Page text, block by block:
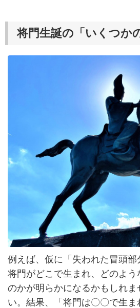
将門生誕の「いくつか
例えば、仮に「失われた冒頭部
将門がどこで生まれ、どのよう
のかが明らかになるかもしれま
い。結果、「将門は〇〇で生